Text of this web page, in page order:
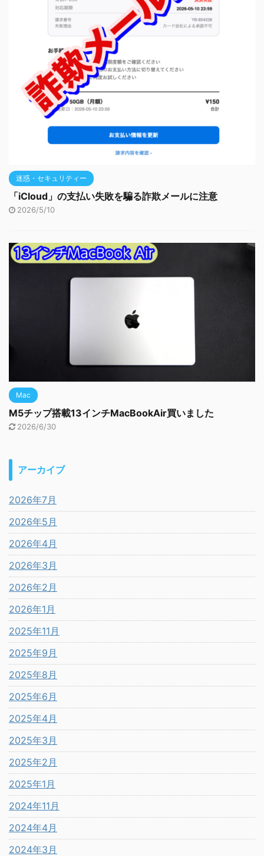
迷惑・セキュリティー
「iCloud」の支払い失敗を騙る詐欺メールに注意
2026/5/10
Mac
M5チップ搭載13インチMacBookAir買いました
2026/6/30
アーカイブ
2026年7月
2026年5月
2026年4月
2026年3月
2026年2月
2026年1月
2025年11月
2025年9月
2025年8月
2025年6月
2025年4月
2025年3月
2025年2月
2025年1月
2024年11月
2024年4月
2024年3月